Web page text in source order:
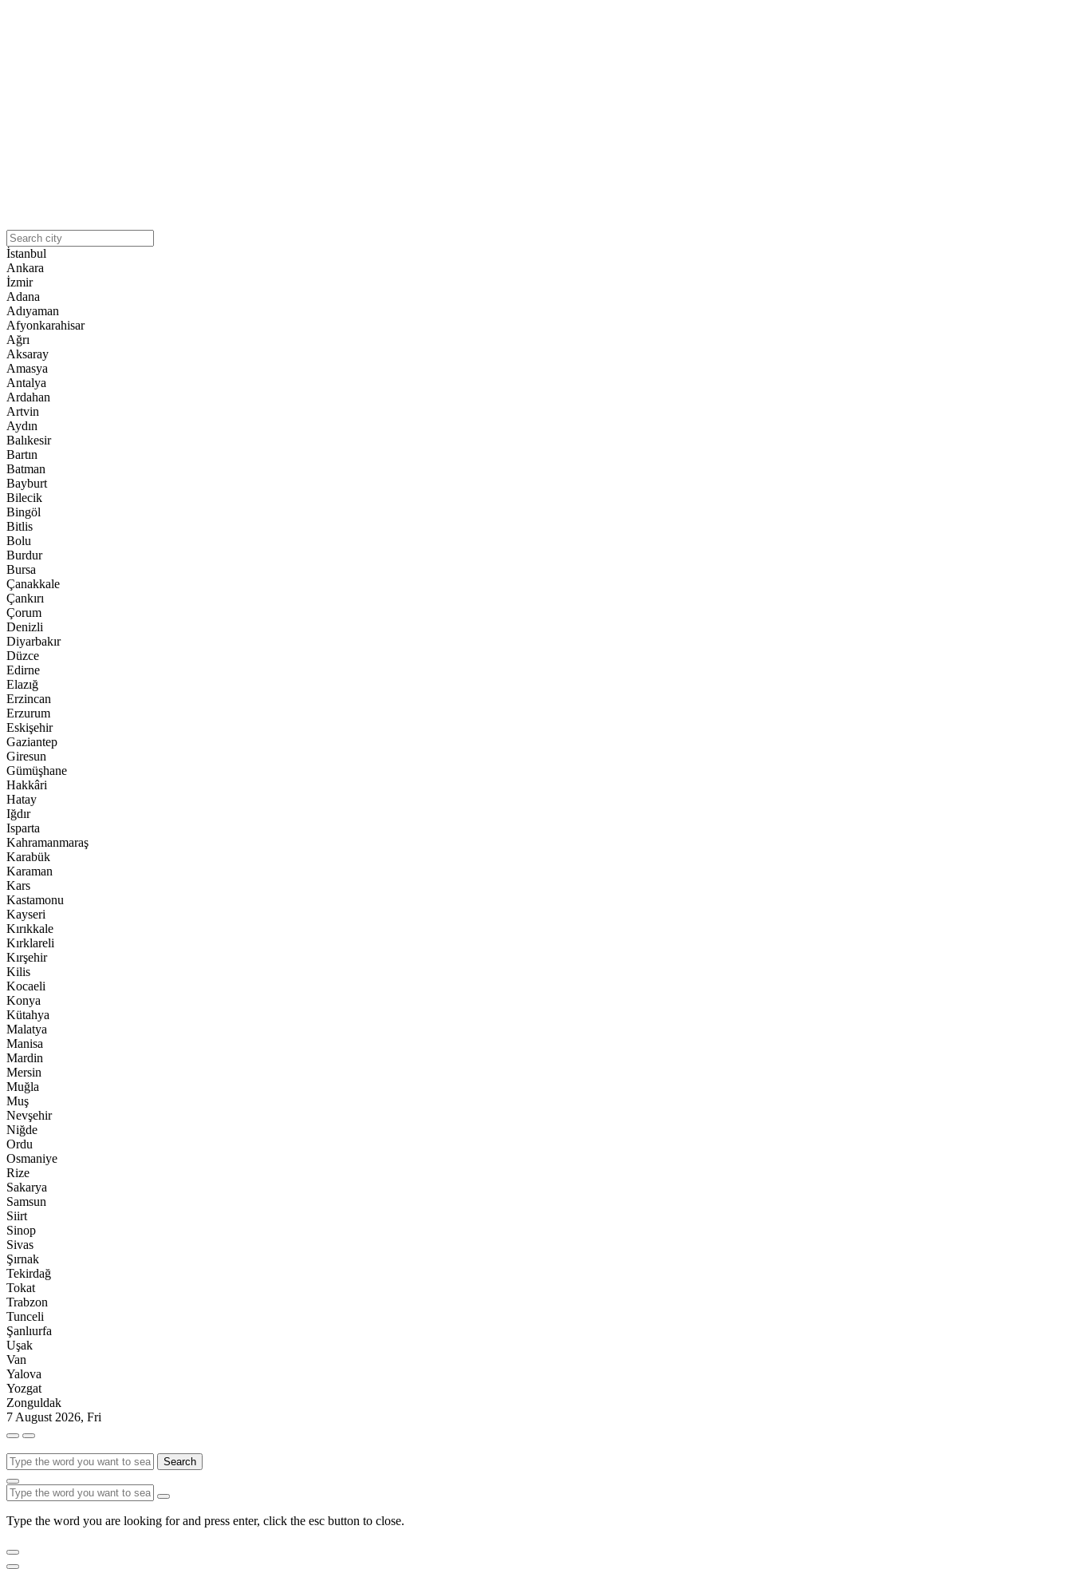
İstanbul
Ankara
İzmir
Adana
Adıyaman
Afyonkarahisar
Ağrı
Aksaray
Amasya
Antalya
Ardahan
Artvin
Aydın
Balıkesir
Bartın
Batman
Bayburt
Bilecik
Bingöl
Bitlis
Bolu
Burdur
Bursa
Çanakkale
Çankırı
Çorum
Denizli
Diyarbakır
Düzce
Edirne
Elazığ
Erzincan
Erzurum
Eskişehir
Gaziantep
Giresun
Gümüşhane
Hakkâri
Hatay
Iğdır
Isparta
Kahramanmaraş
Karabük
Karaman
Kars
Kastamonu
Kayseri
Kırıkkale
Kırklareli
Kırşehir
Kilis
Kocaeli
Konya
Kütahya
Malatya
Manisa
Mardin
Mersin
Muğla
Muş
Nevşehir
Niğde
Ordu
Osmaniye
Rize
Sakarya
Samsun
Siirt
Sinop
Sivas
Şırnak
Tekirdağ
Tokat
Trabzon
Tunceli
Şanlıurfa
Uşak
Van
Yalova
Yozgat
Zonguldak
7 August 2026, Fri
Search
Type the word you are looking for and press enter, click the esc button to close.